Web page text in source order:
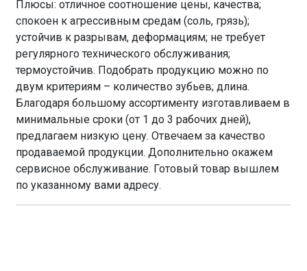
Плюсы: отличное соотношение цены, качества;
спокоен к агрессивным средам (соль, грязь);
устойчив к разрывам, деформациям; не требует
регулярного технического обслуживания;
термоустойчив. Подобрать продукцию можно по
двум критериям – количество зубьев; длина.
Благодаря большому ассортименту изготавливаем в
минимальные сроки (от 1 до 3 рабочих дней),
предлагаем низкую цену. Отвечаем за качество
продаваемой продукции. Дополнительно окажем
сервисное обслуживание. Готовый товар вышлем
по указанному вами адресу.